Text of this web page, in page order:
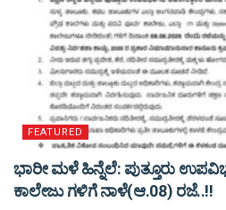
FEATURED
ಭಾರೀ ಮಳೆ ಹಿನ್ನೆಲೆ: ಪುತ್ತೂರು
ಕಾಲೇಜು ಗಳಿಗೆ ನಾಳೆ(ಆ.08) ರಜೆ..!!